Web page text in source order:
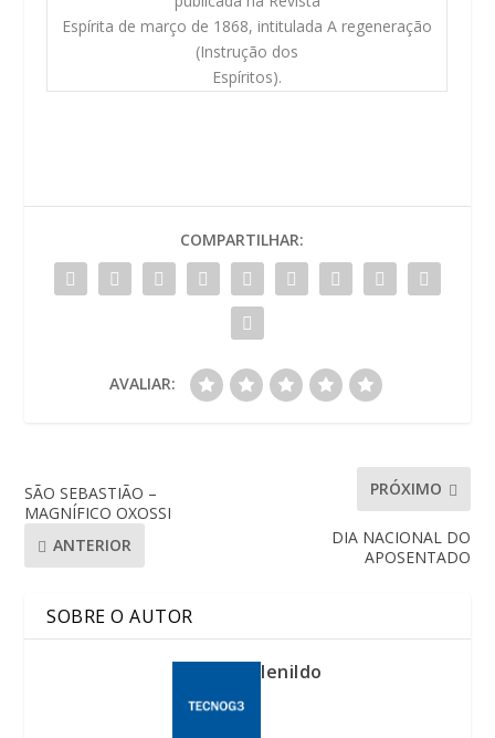
Espírita de março de 1868, intitulada A regeneração
(Instrução dos
Espíritos).
COMPARTILHAR:
AVALIAR:
SÃO SEBASTIÃO –
MAGNÍFICO OXOSSI
ANTERIOR
PRÓXIMO
DIA NACIONAL DO
APOSENTADO
SOBRE O AUTOR
lenildo